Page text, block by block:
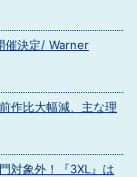
催決定/ Warner
作比大幅減、主な理
対象外！『3XL』は